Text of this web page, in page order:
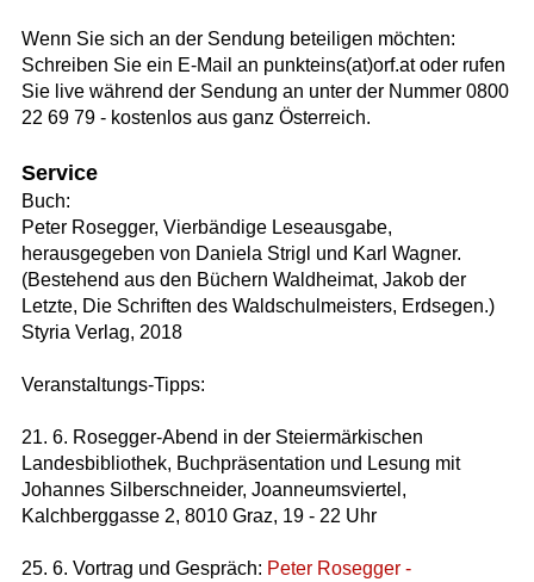
Wenn Sie sich an der Sendung beteiligen möchten:
Schreiben Sie ein E-Mail an punkteins(at)orf.at oder rufen
Sie live während der Sendung an unter der Nummer 0800
22 69 79 - kostenlos aus ganz Österreich.
Service
Buch:
Peter Rosegger, Vierbändige Leseausgabe,
herausgegeben von Daniela Strigl und Karl Wagner.
(Bestehend aus den Büchern Waldheimat, Jakob der
Letzte, Die Schriften des Waldschulmeisters, Erdsegen.)
Styria Verlag, 2018
Veranstaltungs-Tipps:
21. 6. Rosegger-Abend in der Steiermärkischen
Landesbibliothek, Buchpräsentation und Lesung mit
Johannes Silberschneider, Joanneumsviertel,
Kalchberggasse 2, 8010 Graz, 19 - 22 Uhr
25. 6. Vortrag und Gespräch: Peter Rosegger -